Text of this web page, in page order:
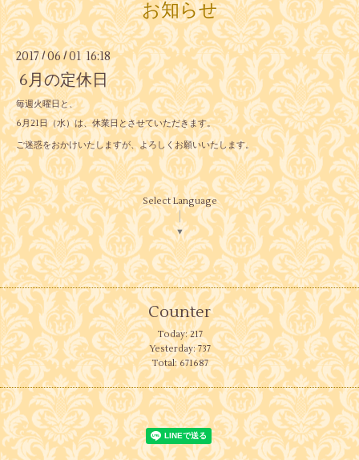
お知らせ
2017/06 / 01 16:18
6月の定休日
毎週火曜日と、
6月21日（水）は、休業日とさせていただきます。
ご迷惑をおかけいたしますが、よろしくお願いいたします。
Select Language
▼
Counter
Today:217
Yesterday:737
Total:671687